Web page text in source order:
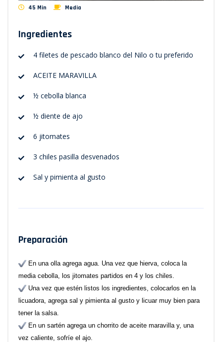
45 Min Media
Ingredientes
4 filetes de pescado blanco del Nilo o tu preferido
ACEITE MARAVILLA
½ cebolla blanca
½ diente de ajo
6 jitomates
3 chiles pasilla desvenados
Sal y pimienta al gusto
Preparación
En una olla agrega agua. Una vez que hierva, coloca la
media cebolla, los jitomates partidos en 4 y los chiles.
Una vez que estén listos los ingredientes, colocarlos en la
licuadora, agrega sal y pimienta al gusto y licuar muy bien para
tener la salsa.
En un sartén agrega un chorrito de aceite maravilla y, una
vez caliente, sofríe el ajo.